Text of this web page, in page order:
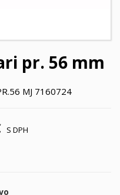
pr. 56 mm
MJ 7160724
S DPH